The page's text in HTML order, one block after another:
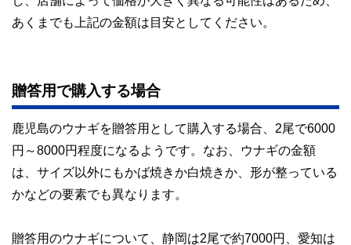
あくまでも上記の金額は目安としてください。
贈答用で購入する場合
鹿児島のウナギを贈答用として購入する場合、2尾で6000
円～8000円程度になるようです。なお、ウナギの金額
は、サイズ以外にもかば焼きか白焼きか、形が整っている
かなどの要素でも異なります。
贈答用のウナギについて、静岡は2尾で約7000円、愛知は